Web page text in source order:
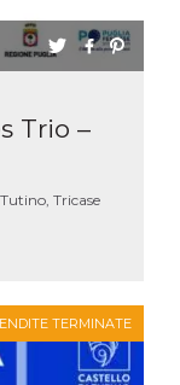
Trio –
Tricase
TERMINATE